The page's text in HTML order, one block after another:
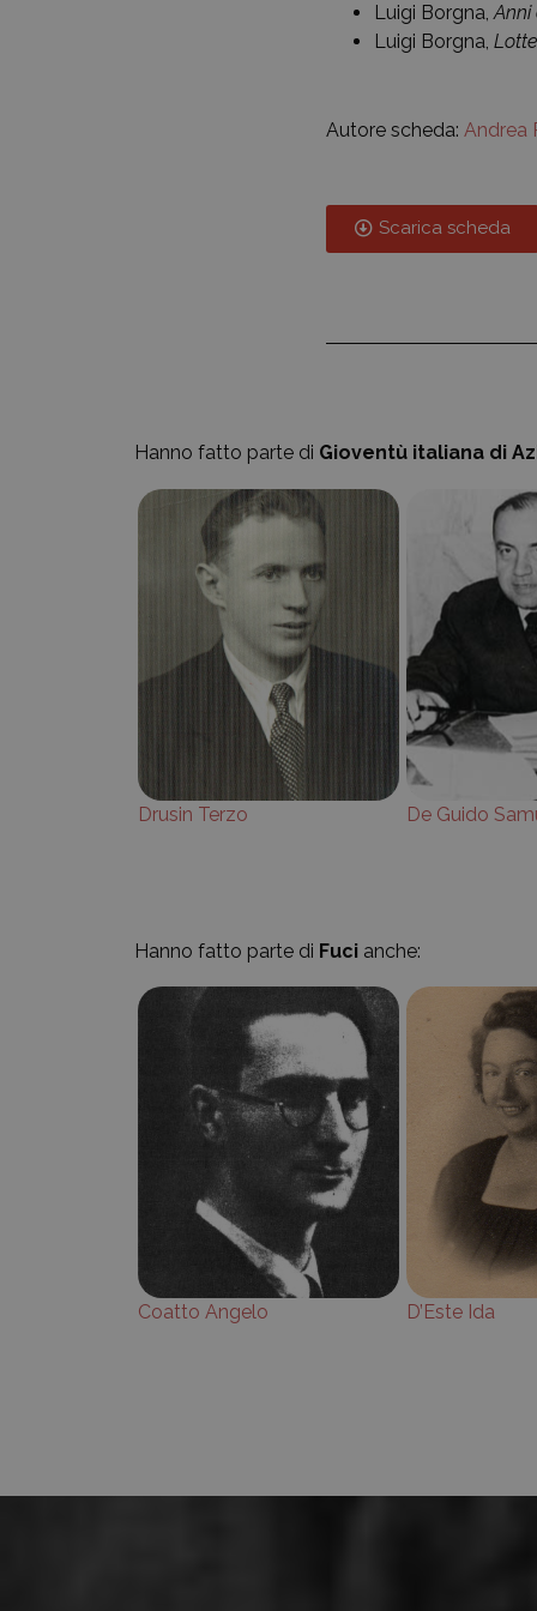
Luigi Borgna,Anni
Luigi Borgna,
Autore scheda: Andrea
Scarica scheda
Hanno fatto parte di Gioventù italiana di
Drusin Terzo De Guido
Hanno fatto parte di Fuci anche:
Coatto Angelo D’Este Ida